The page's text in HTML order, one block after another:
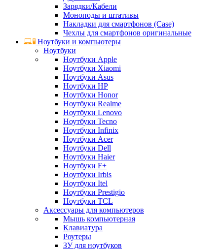
Зарядки/Кабели
Моноподы и штативы
Накладки для смартфонов (Case)
Чехлы для смартфонов оригинальные
Ноутбуки и компьютеры
Ноутбуки
Ноутбуки Apple
Ноутбуки Xiaomi
Ноутбуки Asus
Ноутбуки HP
Ноутбуки Honor
Ноутбуки Realme
Ноутбуки Lenovo
Ноутбуки Tecno
Ноутбуки Infinix
Ноутбуки Acer
Ноутбуки Dell
Ноутбуки Haier
Ноутбуки F+
Ноутбуки Irbis
Ноутбуки Itel
Ноутбуки Prestigio
Ноутбуки TCL
Аксессуары для компьютеров
Мышь компьютерная
Клавиатура
Роутеры
ЗУ для ноутбуков